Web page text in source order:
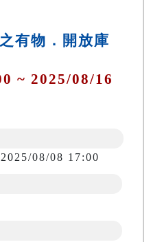
有物．開放庫
~ 2025/08/16
08/08 17:00